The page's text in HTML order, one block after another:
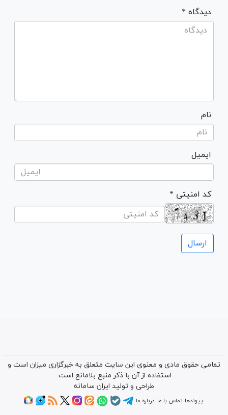
* دیدگاه
نام
ایمیل
* کد امنیتی
تمامی حقوق مادی و معنوی این سایت متعلق به خبرگزاری میزان است و
استفاده از آن با ذکر منبع بلامانع است.
طراحی و تولید ایران سامانه
پیوندها تماس با ما درباره ما